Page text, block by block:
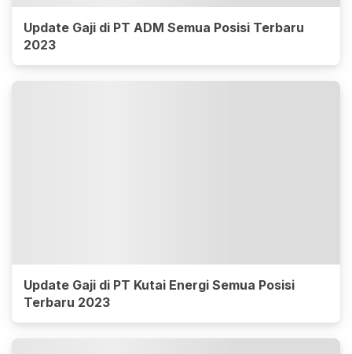
Update Gaji di PT ADM Semua Posisi Terbaru
2023
Update Gaji di PT Kutai Energi Semua Posisi
Terbaru 2023